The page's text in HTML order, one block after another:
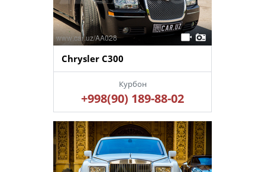
Chrysler C300
Курбон
+998(90) 189-88-02